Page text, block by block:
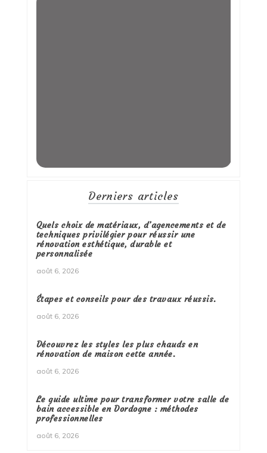
Derniers articles
Quels choix de matériaux, d’agencements et de
techniques privilégier pour réussir une
rénovation esthétique, durable et
personnalisée
août 6, 2026
Étapes et conseils pour des travaux réussis.
août 6, 2026
Découvrez les styles les plus chauds en
rénovation de maison cette année.
août 6, 2026
Le guide ultime pour transformer votre salle de
bain accessible en Dordogne : méthodes
professionnelles
août 6, 2026